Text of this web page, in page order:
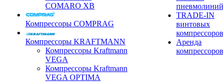
COMARO XB
Компрессоры COMPRAG
Компрессоры KRAFTMANN
Компрессоры Kraftmann
VEGA
Компрессоры Kraftmann
VEGA OPTIMA
пневмолиний
TRADE-IN
винтовых
компрессоров
Аренда
компрессоров